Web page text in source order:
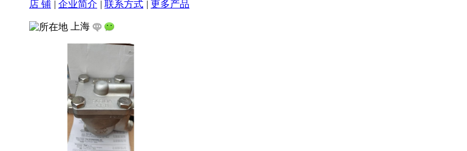
店 铺 | 企业简介 | 联系方式 | 更多产品
上海